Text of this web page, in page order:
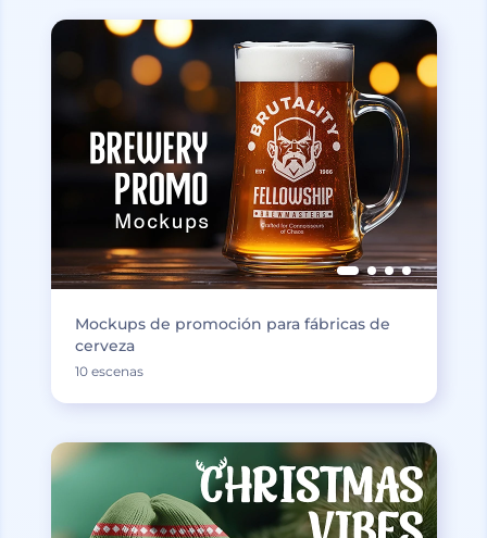
Mockups de promoción para fábricas de
cerveza
10 escenas